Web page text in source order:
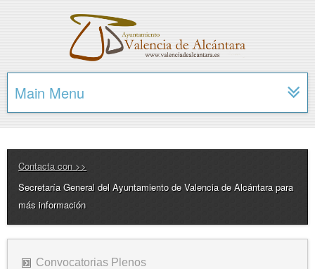
Main Menu
Contacta con >>
Secretaría General del Ayuntamiento de Valencia de Alcántara para
más información
Convocatorias Plenos